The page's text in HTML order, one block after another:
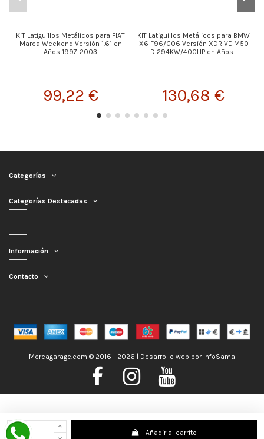
Nos encontramos de Vacaciones, no obstante los pedidos hechos se
despacharán con normalidad; usted puede hacer su pedido y le será enviado en
Añadir al carrito
KIT Latiguillos Metálicos para FIAT
Marea Weekend Versión 1.61 en
Años 1997-2003
99,22 €
KIT Latiguillos Metálicos para BMW
X6 F96/G06 Versión XDRIVE M50
D 294KW/400HP en Años...
130,68 €
Categorías
Categorías Destacadas
Información
Contacto
Mercagarage.com © 2016 - 2026 | Desarrollo web por InfoSama